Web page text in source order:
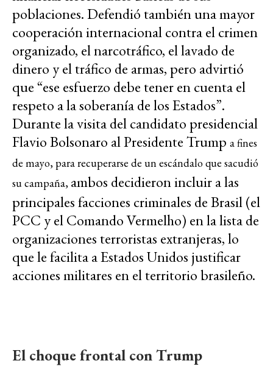
poblaciones. Defendió también una mayor
cooperación internacional contra el crimen
organizado, el narcotráfico, el lavado de
dinero y el tráfico de armas, pero advirtió
que “ese esfuerzo debe tener en cuenta el
respeto a la soberanía de los Estados”.
Durante la visita del candidato presidencial
Flavio Bolsonaro al Presidente Trump a fines
de mayo, para recuperarse de un escándalo que sacudió
su campaña, ambos decidieron incluir a las
principales facciones criminales de Brasil (el
PCC y el Comando Vermelho) en la lista de
organizaciones terroristas extranjeras, lo
que le facilita a Estados Unidos justificar
acciones militares en el territorio brasileño.
El choque frontal con Trump